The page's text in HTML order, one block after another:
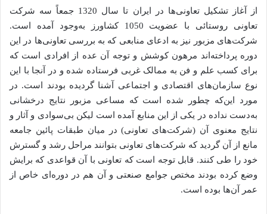
از آغاز تشکیل تعاونی‌ها در ایران تا سال 1320 جمعاً سه شرکت
تعاونی روستائی با عضویت 1050 کشاورز به‌وجود آمده است.
شرکت‌های مزبور نیز به ادعای منابعی که به بررسی تعاونی‌ها در این
دوره پرداخته‌اند مرهون کوشش و توجه آن عده از افرادی است که
برای کسب علم و فن به ممالک غربی فرستاده شده و در آنجا با این
نوع سازمان‌های اقتصادی و اجتماعی آشنا گردیده بودند است. در
مورد این‌که چطور شده است که مساعی مزبور نتایج درخشانی
به‌دست نداده در یکی از این منابع آمده است لیکن بی‌سوادی و آثار و
نتایج معنوی آن (شرکت‌های تعاونی) در میان طبقات پائین جامعه
مانع از آن گردید که شرکت‌های تعاونی بتوانند مراحل رشد و گسترش
خود را طی کنند. قابل توجه است که تعاونی با آن قواعدی که برایش
وضع کرده بودند مختص جوامع صنعتی و آن هم در دوره‌ای خاص از
عمر آن‌ها بوده است.